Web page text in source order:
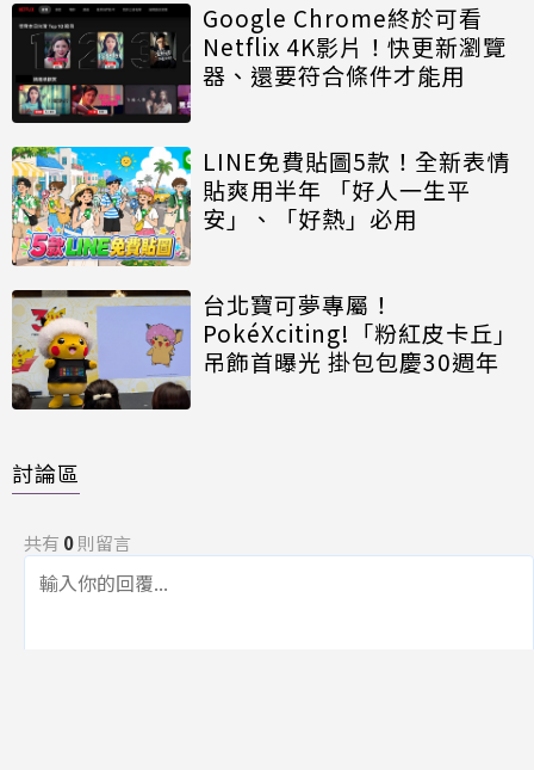
Google Chrome終於可看
Netflix 4K影片！快更新瀏覽
器、還要符合條件才能用
LINE免費貼圖5款！全新表情
貼爽用半年 「好人一生平
安」、「好熱」必用
台北寶可夢專屬！
PokéXciting!「粉紅皮卡丘」
吊飾首曝光 掛包包慶30週年
討論區
共有 0則留言